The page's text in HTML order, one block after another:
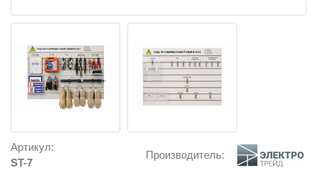
Артикул:
ST-7
Производитель: